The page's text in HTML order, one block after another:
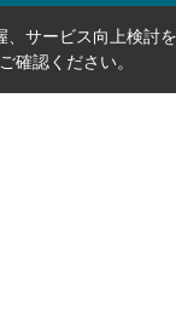
サービス向上検討
確認ください。